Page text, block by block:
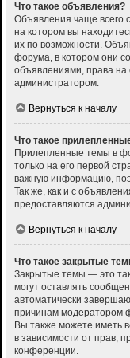
Что такое объявления?
Объявления чаще
на котором вы
их по возможности.
форума, в котором они
объявлениями, права на
администратором.
Вернуться к началу
Что такое
Прилепленные темы в
только на его первой
важную информацию,
Так же, как и с
предоставляются
Вернуться к началу
Что такое закрытые
Закрытые темы — это
могут оставлять
автоматически
причинам модератором
Вы также можете иметь
в зависимости от прав,
конференции.